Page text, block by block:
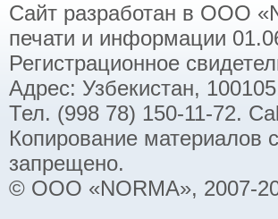
Сайт разработан в ООО
печати и информации
Регистрационное
Адрес: Узбекистан,
Тел. (998 78) 150-11-72.
Копирование материалов
запрещено.
© ООО «NORMA», 2007-